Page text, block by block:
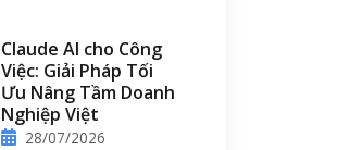
Claude AI cho Công
Việc: Giải Pháp Tối
Ưu Nâng Tầm Doanh
Nghiệp Việt
28/07/2026